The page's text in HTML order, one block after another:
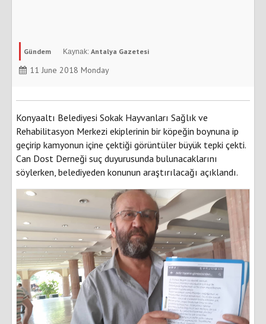
Gündem Antalya Gazetesi
11 June 2018 Monday
Konyaaltı Belediyesi Sokak Hayvanları Sağlık ve
Rehabilitasyon Merkezi ekiplerinin bir köpeğin boynuna ip
geçirip kamyonun içine çektiği görüntüler büyük tepki çekti.
Can Dost Derneği suç duyurusunda bulunacaklarını
söylerken, belediyeden konunun araştırılacağı açıklandı.